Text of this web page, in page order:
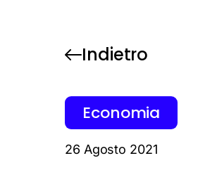
Indietro
Economia
26 Agosto 2021